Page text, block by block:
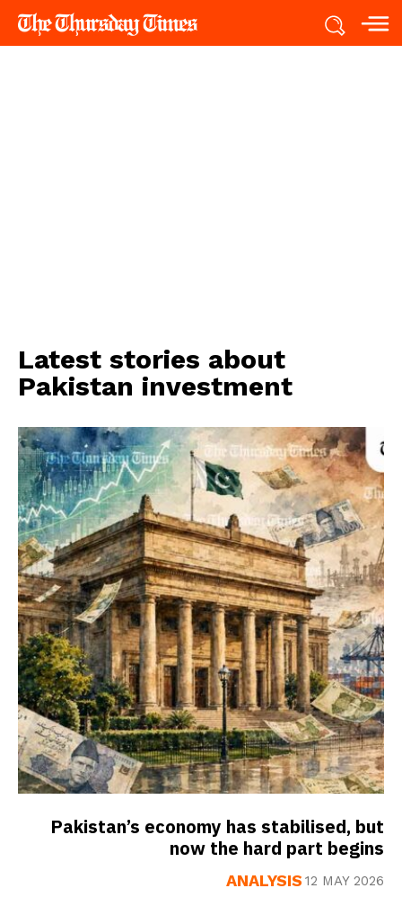
Latest stories about
Pakistan investment
Pakistan’s economy has stabilised, but
now the hard part begins
ANALYSIS 12 MAY 2026